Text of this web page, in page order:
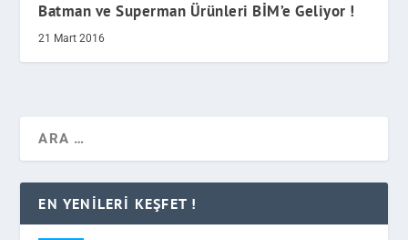
Batman ve Superman Ürünleri BİM’e Geliyor !
21 Mart 2016
EN YENILERI KEŞFET !